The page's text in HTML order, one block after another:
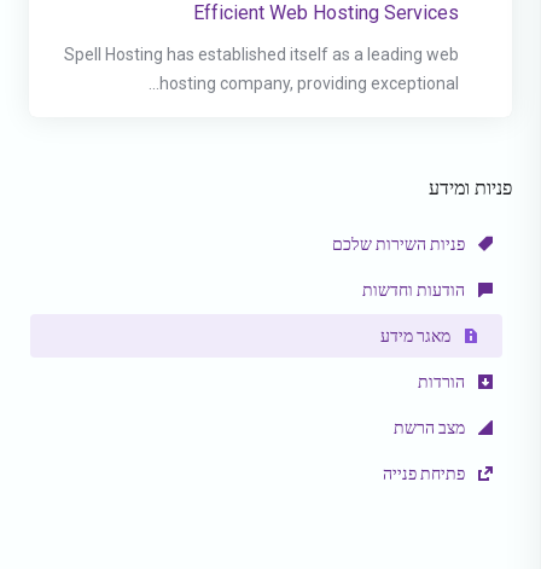
פניות ומידע
פניות השירות שלכם
הודעות וחדשות
מאגר מידע
הורדות
מצב הרשת
פתיחת פנייה
Efficient Web Hosting Services
Spell Hosting has established itself as a leading web
hosting company, providing exceptional...